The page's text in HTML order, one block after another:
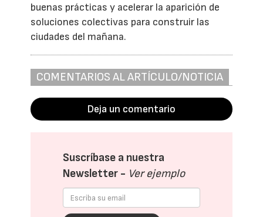
buenas prácticas y acelerar la aparición de
soluciones colectivas para construir las
ciudades del mañana.
COMENTARIOS AL ARTÍCULO/NOTICIA
Deja un comentario
Suscríbase a nuestra
Newsletter - Ver ejemplo